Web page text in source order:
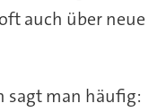
auch über neue
sagt man häufig: